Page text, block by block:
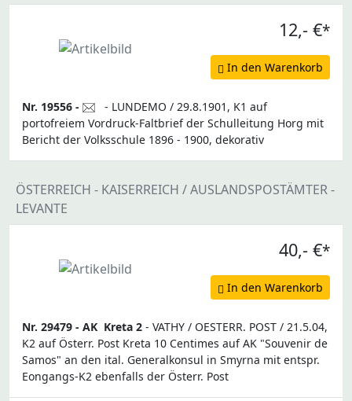
12,- €*
In den Warenkorb
Nr. 19556 -
- LUNDEMO / 29.8.1901, K1 auf
portofreiem Vordruck-Faltbrief der Schulleitung Horg mit
Bericht der Volksschule 1896 - 1900, dekorativ
ÖSTERREICH - KAISERREICH / AUSLANDSPOSTÄMTER -
LEVANTE
40,- €*
In den Warenkorb
Nr. 29479 - AK Kreta 2 - VATHY / OESTERR. POST / 21.5.04,
K2 auf Österr. Post Kreta 10 Centimes auf AK "Souvenir de
Samos" an den ital. Generalkonsul in Smyrna mit entspr.
Eongangs-K2 ebenfalls der Österr. Post